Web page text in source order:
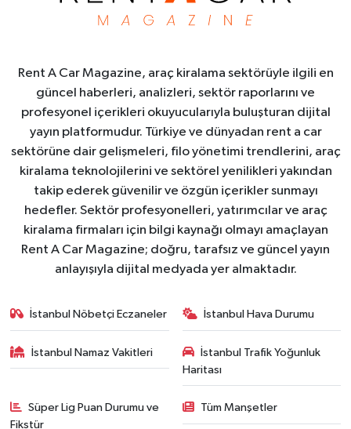
Rent A Car Magazine, araç kiralama sektörüyle ilgili en
güncel haberleri, analizleri, sektör raporlarını ve
profesyonel içerikleri okuyucularıyla buluşturan dijital
yayın platformudur. Türkiye ve dünyadan rent a car
sektörüne dair gelişmeleri, filo yönetimi trendlerini, araç
kiralama teknolojilerini ve sektörel yenilikleri yakından
takip ederek güvenilir ve özgün içerikler sunmayı
hedefler. Sektör profesyonelleri, yatırımcılar ve araç
kiralama firmaları için bilgi kaynağı olmayı amaçlayan
Rent A Car Magazine; doğru, tarafsız ve güncel yayın
anlayışıyla dijital medyada yer almaktadır.
İstanbul Nöbetçi Eczaneler İstanbul Hava Durumu
İstanbul Namaz Vakitleri
İstanbul Trafik Yoğunluk
Haritası
Süper Lig Puan Durumu ve
Fikstür
Tüm Manşetler